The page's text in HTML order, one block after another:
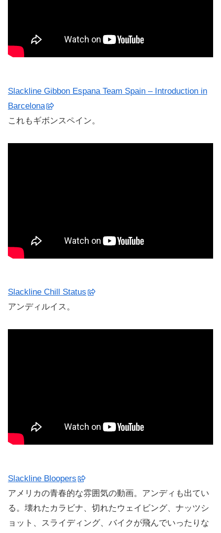
Slackline Gibbon Espana Team Spain – Introduction in
Barcelona
これもギボンスペイン。
Slackline Chill Status
アンディルイス。
Slackline Bloopers
アメリカの青春的な雰囲気の動画。アンディも出てい
る。壊れたカラビナ、切れたウェイビング、ナッツシ
ョット、スライディング、バイクが飛んでいったりな